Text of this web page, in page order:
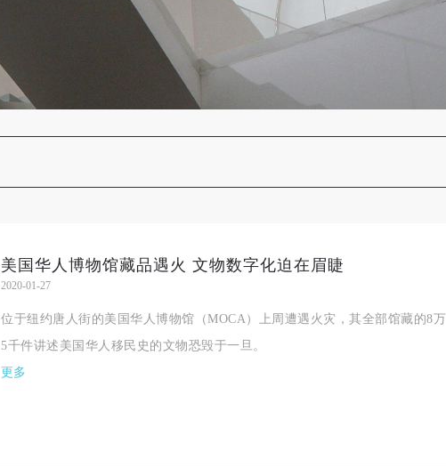
美国华人博物馆藏品遇火 文物数字化迫在眉睫
2020-01-27
位于纽约唐人街的美国华人博物馆（MOCA）上周遭遇火灾，其全部馆藏的8万
5千件讲述美国华人移民史的文物恐毁于一旦。
更多